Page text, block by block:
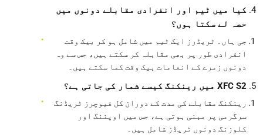
کیا میں ٹیم اور انفرادی مقابلے دونوں میں
حصہ لے سکتا ہوں؟
جی ہاں۔ ٹریڈرز ایک ٹیم میں شامل ہو کر بیک وقت
انفرادی طور پر بھی مقابلہ کر سکتے ہیں، جس سے وہ
دونوں زمرے کے انعامات بیک وقت کما سکتے ہیں۔
XFC S2 میں رینکنگ کیسے شمار کی جاتی ہے؟
رینکنگ مقابلے کی مدت کے دوران کل فیوچرز ٹریڈنگ
سرگرمی پر مبنی ہوتی ہے، جس میں اوپننگ اور
کلوزنگ دونوں ٹریڈز شامل ہیں۔